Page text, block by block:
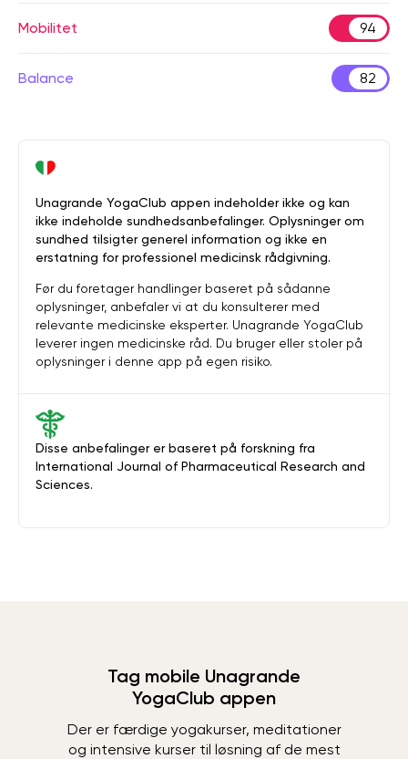
Mobilitet 94
Balance 82
Disse anbefalinger er baseret på forskning fra
International Journal of Pharmaceutical Research and
Sciences.
Unagrande YogaClub appen indeholder ikke og kan
ikke indeholde sundhedsanbefalinger. Oplysninger om
sundhed tilsigter generel information og ikke en
erstatning for professionel medicinsk rådgivning.
Før du foretager handlinger baseret på sådanne
oplysninger, anbefaler vi at du konsulterer med
relevante medicinske eksperter. Unagrande YogaClub
leverer ingen medicinske råd. Du bruger eller stoler på
oplysninger i denne app på egen risiko.
Tag mobile Unagrande
YogaClub appen
Der er færdige yogakurser, meditationer
og intensive kurser til løsning af de mest